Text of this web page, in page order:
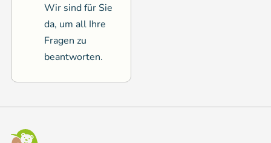
Wir sind für Sie
da, um all Ihre
Fragen zu
beantworten.